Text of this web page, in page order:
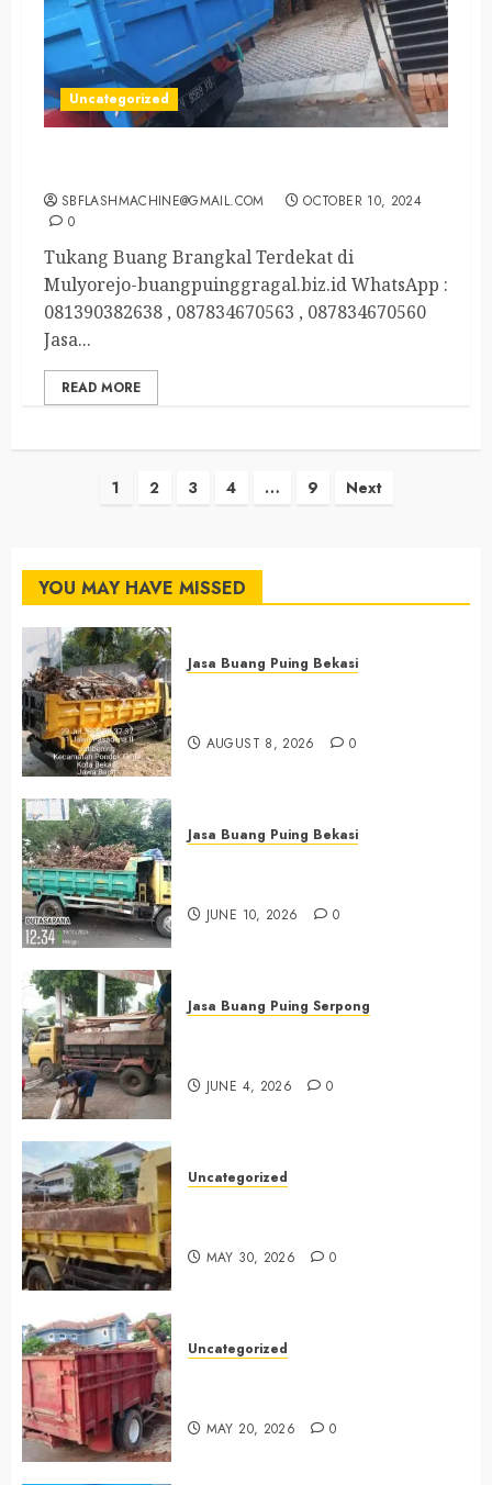
Uncategorized
SBFLASHMACHINE@GMAIL.COM
OCTOBER 10, 2024
0
Tukang Buang Brangkal Terdekat di
Mulyorejo-buangpuinggragal.biz.id WhatsApp :
081390382638 , 087834670563 , 087834670560
Jasa...
READ MORE
Posts
1 2 3 4 … 9 Next
YOU MAY HAVE MISSED
Jasa Buang Puing Bekasi
AUGUST 8, 2026 0
Jasa Buang Puing Bekasi
JUNE 10, 2026 0
Jasa Buang Puing Serpong
JUNE 4, 2026 0
Uncategorized
MAY 30, 2026 0
Uncategorized
MAY 20, 2026 0